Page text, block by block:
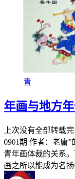
青
年画与地方
上次没有全部转载
0901期 作者：老庸
青年画体裁的关系
画之所以能成为名